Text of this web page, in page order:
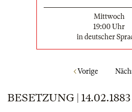
Mittwoch
19:00 Uhr
in deutscher
Vorige
BESETZUNG | 14.02.1883